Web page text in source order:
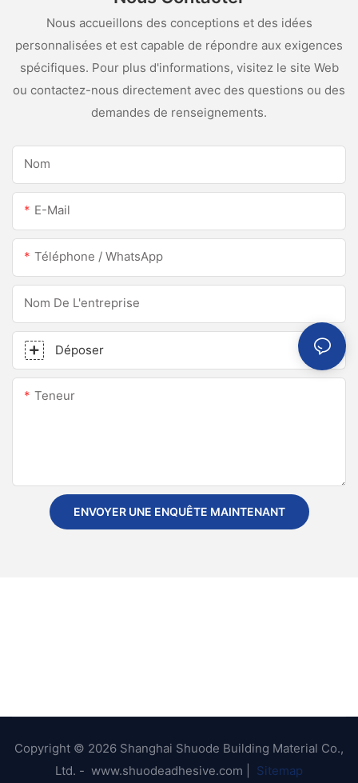
Nous accueillons des conceptions et des idées
personnalisées et est capable de répondre aux exigences
spécifiques. Pour plus d'informations, visitez le site Web
ou contactez-nous directement avec des questions ou des
demandes de renseignements.
Nom
E-Mail
Téléphone / WhatsApp
Nom De L'entreprise
Déposer
Teneur
ENVOYER UNE ENQUÊTE MAINTENANT
Copyright © 2026 Shanghai Shuode Building Material Co.,
Ltd. - www.shuodeadhesive.com |
Sitemap